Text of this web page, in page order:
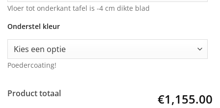
Vloer tot onderkant tafel is -4 cm dikte blad
Onderstel kleur
Poedercoating!
Product totaal €1,155.00